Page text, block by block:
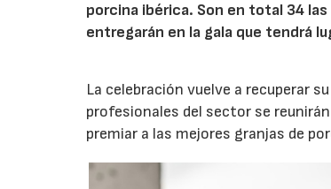
porcina ibérica. Son en total 34
entregarán en la gala que tendrá
La celebración vuelve a recuperar
profesionales del sector se
premiar a las mejores granjas de